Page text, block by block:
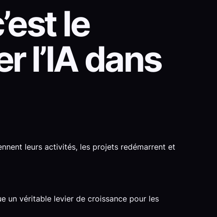
le
l’IA dans
leurs activités, les projets redémarrent et
un véritable levier de croissance pour les